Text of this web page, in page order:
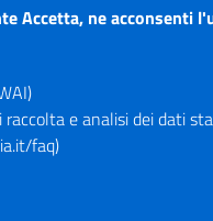
di Perugia
075.32111
Accetta, ne acconsenti
e analisi dei dati
faq)